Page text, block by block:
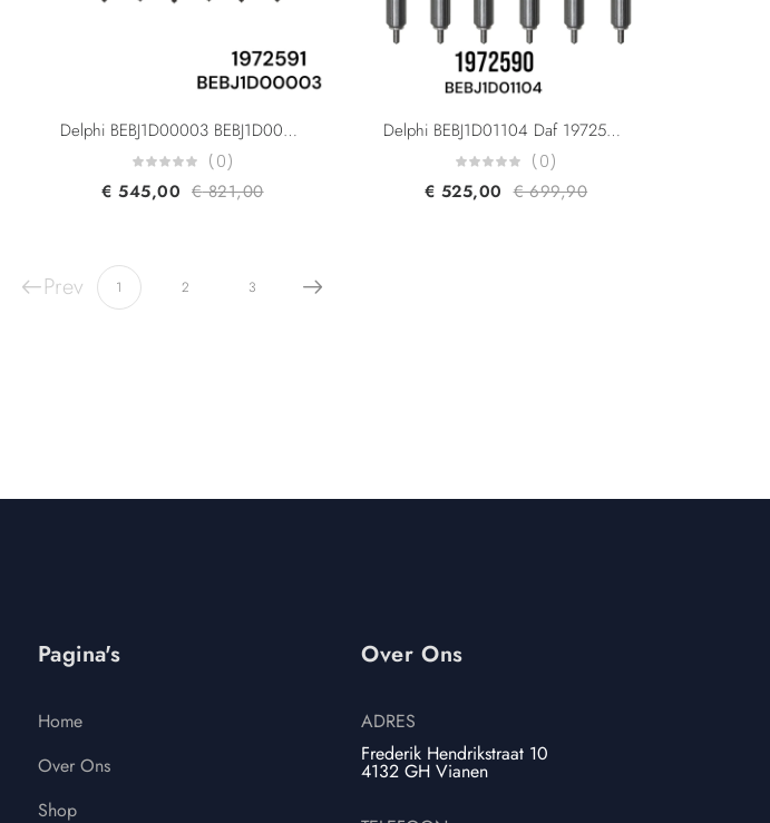
Delphi BEBJ1D00003 BEBJ1D00001 BEBJ1D00002 Daf Paccar 1972591 1925657 1952045 1871125 For MX11 MX13 Engine XF410 XF440 XF460 XF510 Smart Injector Euro 6
(0)
€ 545,00 €821,00
Delphi BEBJ1D01104 Daf 1972590 1925658 1952044 For MX11 440HP Engine F2P Smart Diesel Injector Euro 6
(0)
€ 525,00 €699,90
Prev 1 2 3
Pagina's
Home
Over Ons
Shop
Over Ons
ADRES
Frederik Hendrikstraat 10
4132 GH Vianen